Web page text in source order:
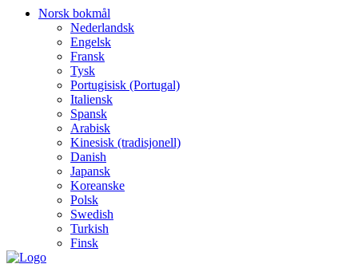
Norsk bokmål
Nederlandsk
Engelsk
Fransk
Tysk
Portugisisk (Portugal)
Italiensk
Spansk
Arabisk
Kinesisk (tradisjonell)
Danish
Japansk
Koreanske
Polsk
Swedish
Turkish
Finsk